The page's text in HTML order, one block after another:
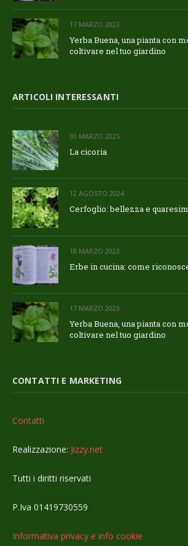
17 MARZO 2023
Yerba Buena, una pianta con
coltivare nel tuo giardino
ARTICOLI INTERESSANTI
30 MARZO 2025
La cicoria
12 AGOSTO 2024
Cerfoglio: bellezza e
18 MARZO 2023
Erbe in cucina: come
17 MARZO 2023
Yerba Buena, una pianta con
coltivare nel tuo giardino
CONTATTI E MARKETING
Contatti
Realizzazione: Jizzy.net
Tutti i diritti riservati
P.Iva 01419730559
Informativa privacy e info cookie